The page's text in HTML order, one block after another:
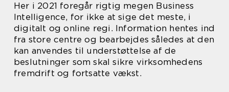
Her i 2021 foregår rigtig megen Business
Intelligence, for ikke at sige det meste, i
digitalt og online regi. Information hentes ind
fra store centre og bearbejdes således at den
kan anvendes til understøttelse af de
beslutninger som skal sikre virksomhedens
fremdrift og fortsatte vækst.